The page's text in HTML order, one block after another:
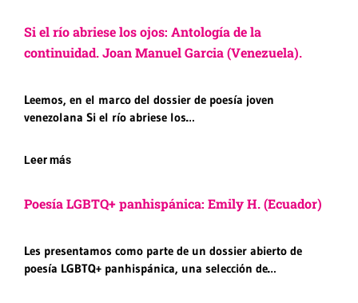
Si el río abriese los ojos: Antología de la
continuidad. Joan Manuel Garcia (Venezuela).
Leemos, en el marco del dossier de poesía joven
venezolana Si el río abriese los…
Leer más
Poesía LGBTQ+ panhispánica: Emily H. (Ecuador)
Les presentamos como parte de un dossier abierto de
poesía LGBTQ+ panhispánica, una selección de…